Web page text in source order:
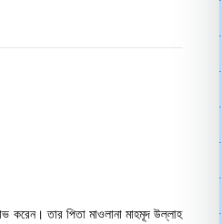
করেন। তার পিতা মাওলানা মাহমূদ উল্লাহ